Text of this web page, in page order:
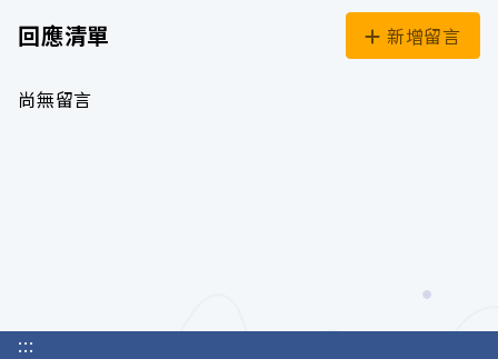
回應清單 新增留言
尚無留言
:::